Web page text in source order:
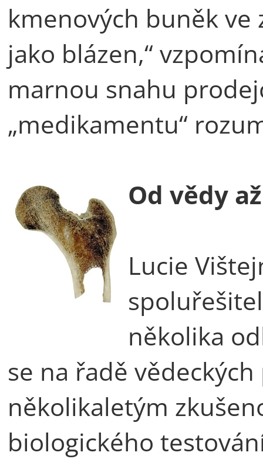
kmenových buněk ve
jako blázen,“
marnou snahu
„medikamentu“
Od vědy
Lucie
několika
se na řadě
několikaletým
biologického